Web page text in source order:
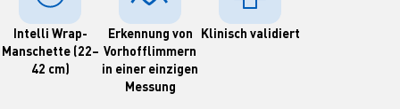
Intelli Wrap-
Manschette (22–
42 cm)
Erkennung von
Vorhofflimmern
in einer einzigen
Messung
Klinisch validiert